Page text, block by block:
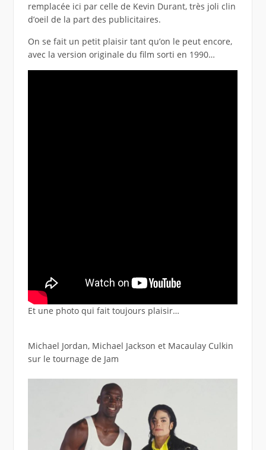
remplacée ici par celle de Kevin Durant, très joli clin
d’oeil de la part des publicitaires.
On se fait un petit plaisir tant qu’on le peut encore,
avec la version originale du film sorti en 1990…
Et une photo qui fait toujours plaisir…
Michael Jordan, Michael Jackson et Macaulay Culkin
sur le tournage de Jam